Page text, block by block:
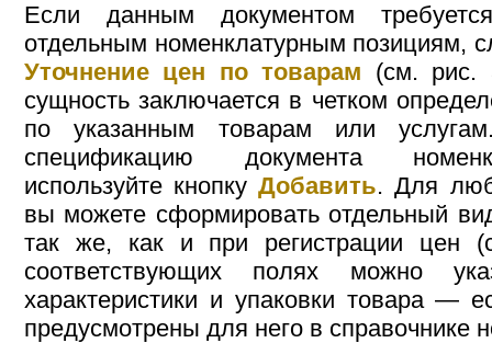
Если данным документом
отдельным номенклатурным позициям,
Уточнение цен по товарам (см. рис.
сущность заключается в четком
по указанным товарам или
спецификацию документа
используйте кнопкуДобавить. Для
вы можете сформировать отдельный
так же, как и при регистрации
соответствующих полях можно
характеристики и упаковки товара —
предусмотрены для него в справочнике